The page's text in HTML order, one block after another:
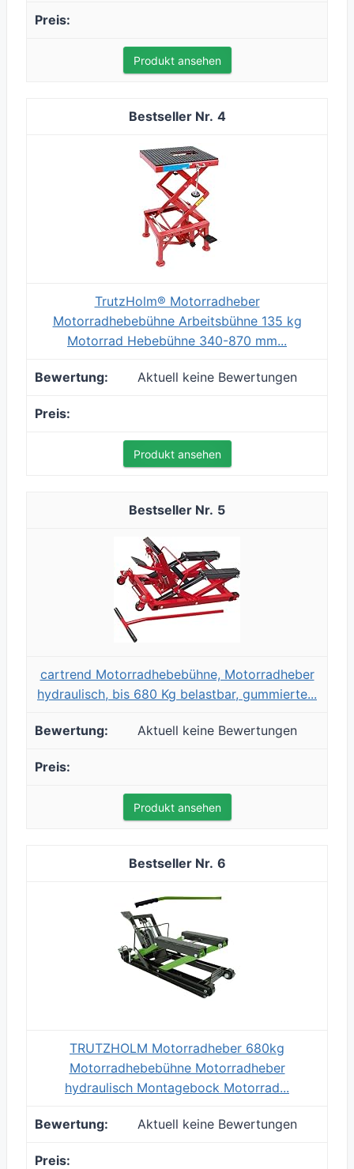
Produkt ansehen
4
TrutzHolm® Motorradheber
Motorradhebebühne Arbeitsbühne 135 kg
Motorrad Hebebühne 340-870 mm...
Aktuell keine Bewertungen
Produkt ansehen
5
cartrend Motorradhebebühne, Motorradheber
hydraulisch, bis 680 Kg belastbar, gummierte...
Aktuell keine Bewertungen
Produkt ansehen
6
TRUTZHOLM Motorradheber 680kg
Motorradhebebühne Motorradheber
hydraulisch Montagebock Motorrad...
Aktuell keine Bewertungen